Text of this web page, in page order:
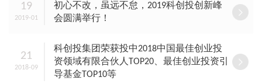
19
2019-01
初心不改，虽远不怠，2019科创投创新峰
会圆满举行！
21
2018-09
科创投集团荣获投中2018中国最佳创业投
资领域有限合伙人TOP20、最佳创业投资引
导基金TOP10等